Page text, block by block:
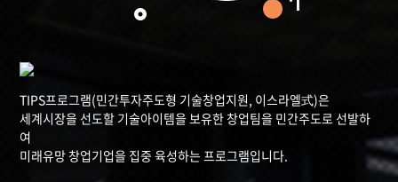
TIPS프로그램(민간투자주도형 기술창업지원, 이스라엘式)은
세계시장을 선도할 기술아이템을 보유한 창업팀을 민간주도로 선발하
여
미래유망 창업기업을 집중 육성하는 프로그램입니다.